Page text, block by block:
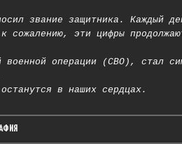
звание защитника. Каждый
сожалению, эти цифры
операции (СВО), стал
в наших сердцах.